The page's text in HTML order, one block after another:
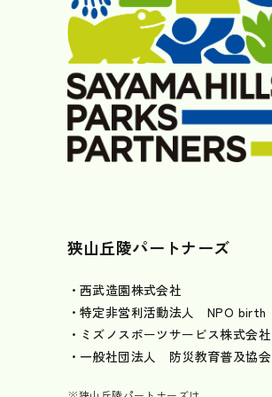
狭山丘陵パートナーズ
・西武造園株式会社
・特定非営利活動法人 NPO birth
・ミズノスポーツサービス株式会社
・一般社団法人 防災教育普及協会